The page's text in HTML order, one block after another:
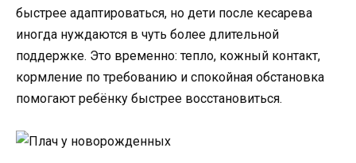
быстрее адаптироваться, но дети после кесарева
иногда нуждаются в чуть более длительной
поддержке. Это временно: тепло, кожный контакт,
кормление по требованию и спокойная обстановка
помогают ребёнку быстрее восстановиться.